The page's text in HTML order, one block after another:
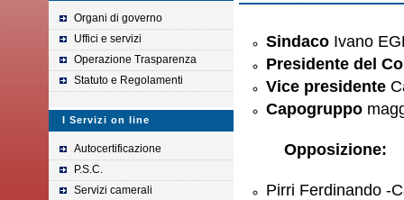
Organi di governo
Uffici e servizi
Operazione Trasparenza
Statuto e Regolamenti
I Servizi on line
Autocertificazione
P.S.C.
Servizi camerali
Sindaco Ivano
Presidente del
Vice presidente
Capogruppo
Opposizione:
Pirri Ferdinando -